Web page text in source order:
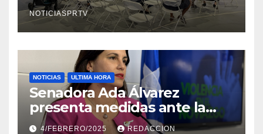
NOTICIASPRTV
NOTICIAS ULTIMA HORA
Senadora Ada Álvarez
presenta medidas ante la
violencia en el noviazgo
4/FEBRERO/2025 REDACCION